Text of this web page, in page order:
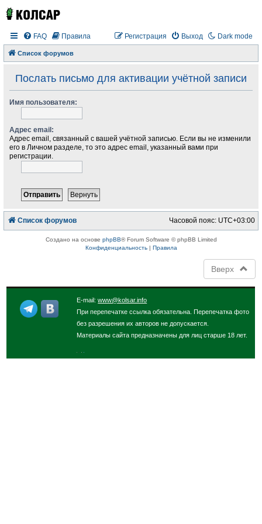
Dark mode
FAQ Правила Выход
Регистрация
Список форумов
Послать письмо для активации учётной записи
Имя пользователя:
Адрес email:
Адрес email, связанный с вашей учётной записью. Если вы не изменили
его в Личном разделе, то это адрес email, указанный вами при
регистрации.
Список форумов Часовой пояс: UTC+03:00
Создано на основе phpBB® Forum Software © phpBB Limited
Конфиденциальность| Правила
Вверх
E-mail:www@kolsar.info
При перепечатке ссылка обязательна. Перепечатка фото
без разрешения их авторов не допускается.
Материалы сайта предназначены для лиц старше 18 лет.